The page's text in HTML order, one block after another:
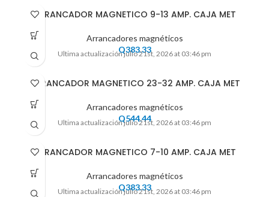
ARRANCADOR MAGNETICO 9-13 AMP. CAJA MET
Arrancadores magnéticos
Q383.33
Ultima actualización julio 21st, 2026 at 03:46 pm
ARRANCADOR MAGNETICO 23-32 AMP. CAJA MET
Arrancadores magnéticos
Q544.44
Ultima actualización julio 21st, 2026 at 03:46 pm
ARRANCADOR MAGNETICO 7-10 AMP. CAJA MET
Arrancadores magnéticos
Q383.33
Ultima actualización julio 21st, 2026 at 03:46 pm